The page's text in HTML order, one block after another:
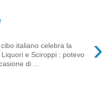
›
italiano celebra la
e Sciroppi : potevo
di ...